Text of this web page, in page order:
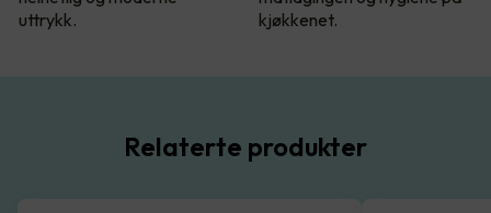
uttrykk.
kjøkkenet.
Relaterte produkter